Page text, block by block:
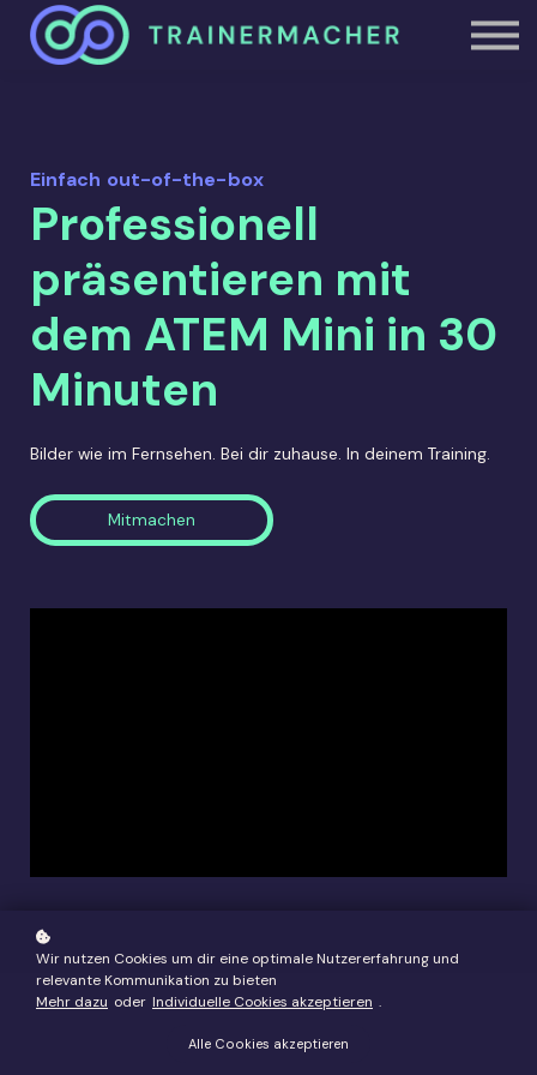
Studioheld.in
Einfach out-of-the-box
Professionell
präsentieren mit
dem ATEM Mini in 30
Minuten
Bilder wie im Fernsehen. Bei dir zuhause. In deinem Training.
Mitmachen
Wir nutzen Cookies um dir eine optimale Nutzererfahrung und
relevante Kommunikation zu bieten
Mehr dazu oder Individuelle Cookies akzeptieren .
Alle Cookies akzeptieren